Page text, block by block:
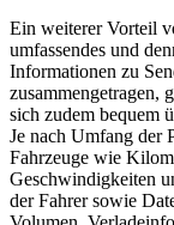
Ein weiterer Vorteil
umfassendes und
Informationen zu
zusammengetragen,
sich zudem bequem
Je nach Umfang der
Fahrzeuge wie
Geschwindigkeiten
der Fahrer sowie